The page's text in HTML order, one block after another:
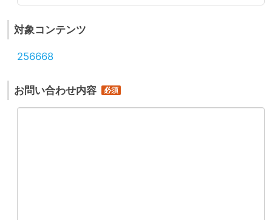
対象コンテンツ
256668
お問い合わせ内容